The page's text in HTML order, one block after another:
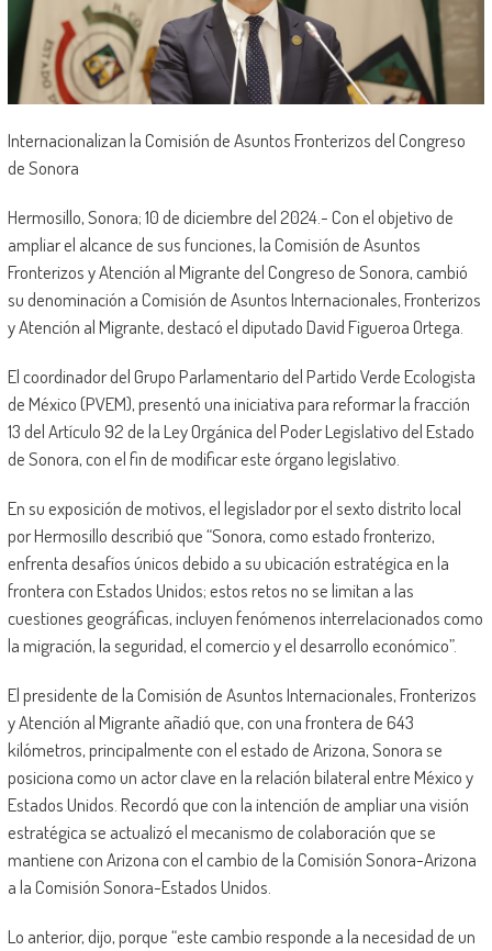
Internacionalizan la Comisión de Asuntos Fronterizos del Congreso
de Sonora
Hermosillo, Sonora; 10 de diciembre del 2024.- Con el objetivo de
ampliar el alcance de sus funciones, la Comisión de Asuntos
Fronterizos y Atención al Migrante del Congreso de Sonora, cambió
su denominación a Comisión de Asuntos Internacionales, Fronterizos
y Atención al Migrante, destacó el diputado David Figueroa Ortega.
El coordinador del Grupo Parlamentario del Partido Verde Ecologista
de México (PVEM), presentó una iniciativa para reformar la fracción
13 del Artículo 92 de la Ley Orgánica del Poder Legislativo del Estado
de Sonora, con el fin de modificar este órgano legislativo.
En su exposición de motivos, el legislador por el sexto distrito local
por Hermosillo describió que “Sonora, como estado fronterizo,
enfrenta desafíos únicos debido a su ubicación estratégica en la
frontera con Estados Unidos; estos retos no se limitan a las
cuestiones geográficas, incluyen fenómenos interrelacionados como
la migración, la seguridad, el comercio y el desarrollo económico”.
El presidente de la Comisión de Asuntos Internacionales, Fronterizos
y Atención al Migrante añadió que, con una frontera de 643
kilómetros, principalmente con el estado de Arizona, Sonora se
posiciona como un actor clave en la relación bilateral entre México y
Estados Unidos. Recordó que con la intención de ampliar una visión
estratégica se actualizó el mecanismo de colaboración que se
mantiene con Arizona con el cambio de la Comisión Sonora-Arizona
a la Comisión Sonora-Estados Unidos.
Lo anterior, dijo, porque “este cambio responde a la necesidad de un